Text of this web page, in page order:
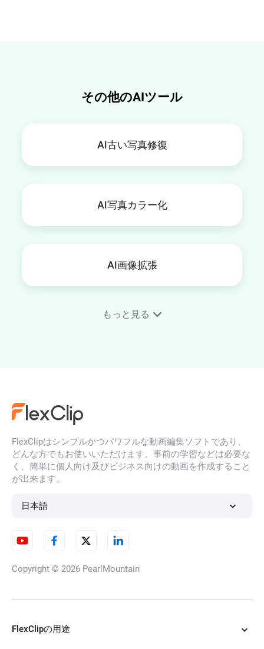
その他のAIツール
AI古い写真修復
AI写真カラー化
AI画像拡張
AIフェイスフィルター
HD画像変換
もっと見る
FlexClipはシンプルかつパワフルな動画編集ソフトであり、
どんな方でもお使いいただけます。事前の学習などは必要な
く、簡単に個人向け及びビジネス向けの動画を作成すること
が出来ます。
日本語
Copyright © 2026 PearlMountain
FlexClipの用途